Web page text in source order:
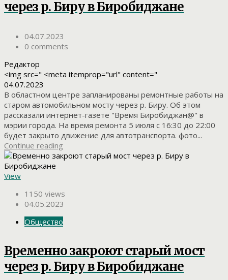
через р. Биру в Биробиджане
04.07.2023
0 comments
Редактор
<img src=" <meta itemprop="url" content="
04.07.2023
В областном центре запланированы ремонтные работы на
старом автомобильном мосту через р. Биру. Об этом
рассказали интернет-газете "Время Биробиджан@" в
мэрии города. На время ремонта 5 июля с 16:30 до 22:00
будет закрыто движение для автотранспорта. фото...
Continue reading
View
1150 views
04.05.2023
Общество
Временно закроют старый мост
через р. Биру в Биробиджане